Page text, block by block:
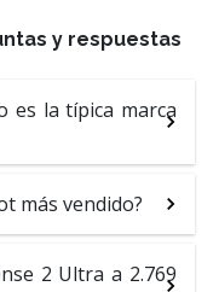
y respuestas
es la típica marca
más vendido?
2 Ultra a 2.769